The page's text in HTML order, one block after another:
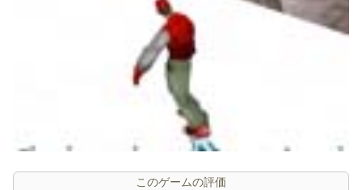
このゲームの評価